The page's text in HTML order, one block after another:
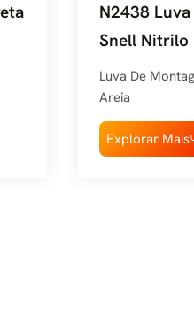
N2438
Snell Nitrilo
Grip Verde
Luva De
Areia
Explorar Mais